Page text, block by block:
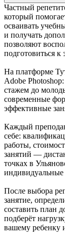
Частный
который
осваивать
и получать
позволяют
подготовиться к
На платформе
Adobe
стажем до
современные
эффективные
Каждый
себе:
работы,
занятий —
точках в
индивидуальные
После выбора
занятие,
составить план
подберёт
вашему ребенку